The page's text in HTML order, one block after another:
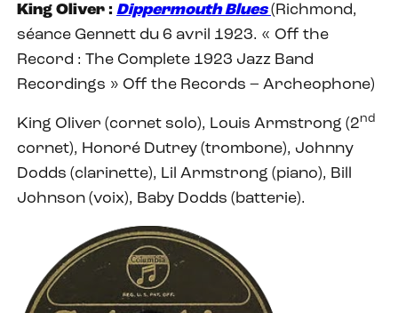
King Oliver : Dippermouth Blues(Richmond,
séance Gennett du 6 avril 1923. « Off the
Record : The Complete 1923 Jazz Band
Recordings » Off the Records – Archeophone)
King Oliver (cornet solo), Louis Armstrong (2nd
cornet), Honoré Dutrey (trombone), Johnny
Dodds (clarinette), Lil Armstrong (piano), Bill
Johnson (voix), Baby Dodds (batterie).